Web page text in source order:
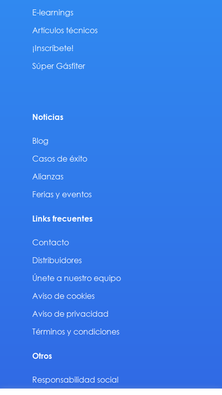
E-learnings
Artículos técnicos
¡Inscríbete!
Súper Gásfiter
Noticias
Blog
Casos de éxito
Alianzas
Ferias y eventos
Links frecuentes
Contacto
Distribuidores
Únete a nuestro equipo
Aviso de cookies
Aviso de privacidad
Términos y condiciones
Otros
Responsabilidad social